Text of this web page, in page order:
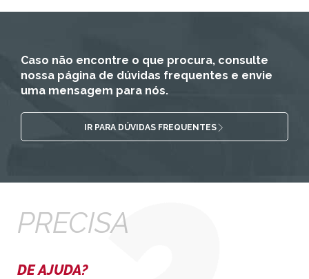
Caso não encontre o que procura, consulte
nossa página de dúvidas frequentes e envie
uma mensagem para nós.
IR PARA DÚVIDAS FREQUENTES
PRECISA
DE AJUDA?